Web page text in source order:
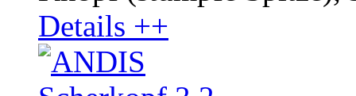
Details ++